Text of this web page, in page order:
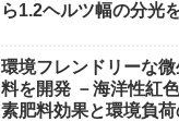
ら1.2ヘルツ幅の分光
環境フレンドリーな
料を開発 －海洋性紅
素肥料効果と環境負荷